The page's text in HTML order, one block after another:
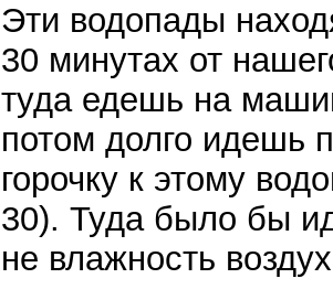
Эти водопады
30 минутах от
туда едешь на
потом долго идешь
горочку к этому
30). Туда было бы
не влажность